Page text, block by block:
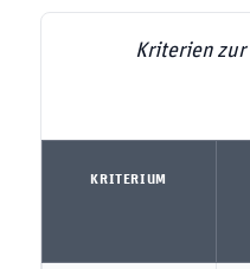
Kriterien
KRITERIUM